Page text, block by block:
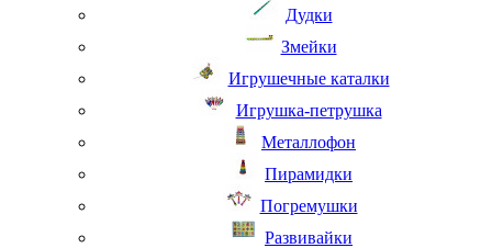
Дудки
Змейки
Игрушечные каталки
Игрушка-петрушка
Металлофон
Пирамидки
Погремушки
Развивайки